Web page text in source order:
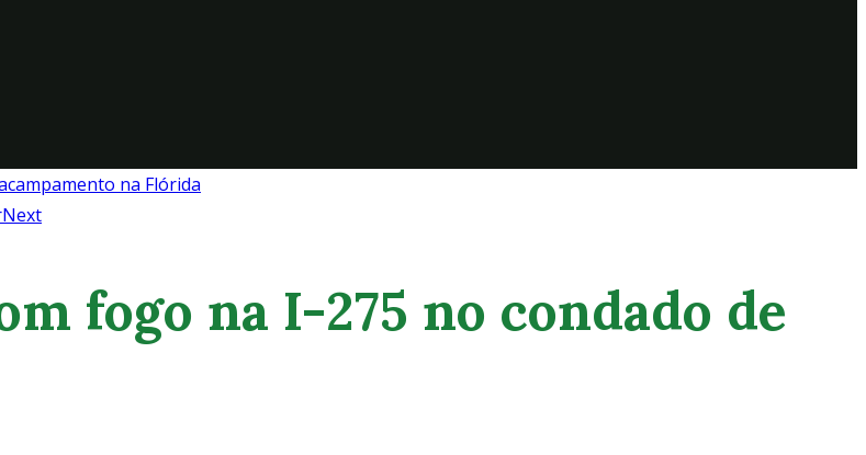
na Flórida
Next
fogo na I-275 no condado de